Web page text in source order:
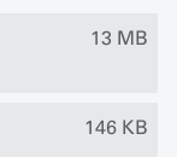
13 MB
146 KB